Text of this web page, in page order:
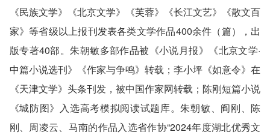
《民族文学》《北京文学》《芙蓉》《长江文艺》《散文百
家》等省级以上报刊发表各类文学作品400余件（篇），出
版专著40部。朱朝敏多部作品被《小说月报》《北京文学·
中篇小说选刊》《作家与争鸣》转载；李小坪《如意令》在
《天津文学》头条刊发，被中国作家网转载；陈刚短篇小说
《城防图》入选高考模拟阅读试题库。朱朝敏、阎刚、陈
刚、周凌云、马南的作品入选省作协“2024年度湖北优秀文